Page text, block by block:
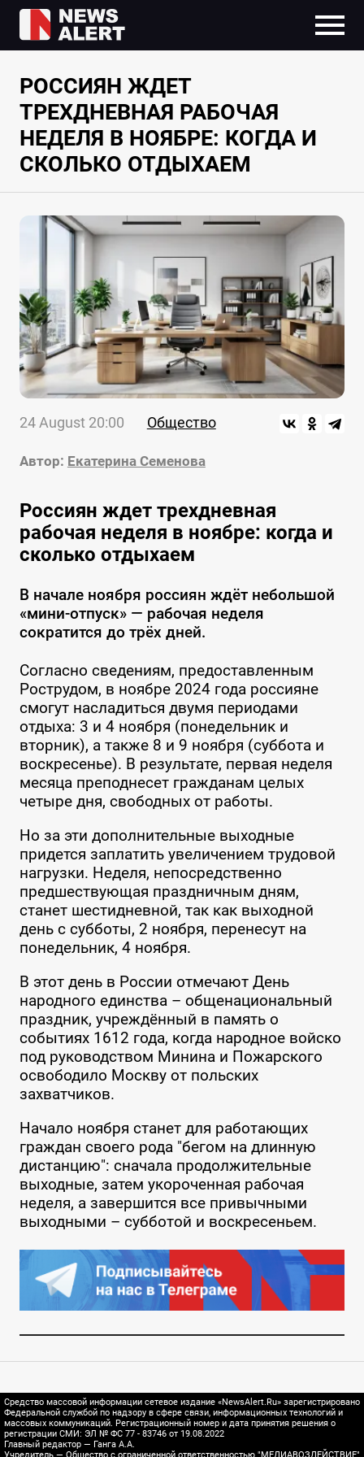
РОССИЯН ЖДЕТ
ТРЕХДНЕВНАЯ РАБОЧАЯ
НЕДЕЛЯ В НОЯБРЕ: КОГДА И
СКОЛЬКО ОТДЫХАЕМ
24 August 20:00 Общество
Автор: Екатерина Семенова
Россиян ждет трехдневная
рабочая неделя в ноябре: когда и
сколько отдыхаем
В начале ноября россиян ждёт небольшой
«мини-отпуск» — рабочая неделя
сократится до трёх дней.
Согласно сведениям, предоставленным
Рострудом, в ноябре 2024 года россияне
смогут насладиться двумя периодами
отдыха: 3 и 4 ноября (понедельник и
вторник), а также 8 и 9 ноября (суббота и
воскресенье). В результате, первая неделя
месяца преподнесет гражданам целых
четыре дня, свободных от работы.
Но за эти дополнительные выходные
придется заплатить увеличением трудовой
нагрузки. Неделя, непосредственно
предшествующая праздничным дням,
станет шестидневной, так как выходной
день с субботы, 2 ноября, перенесут на
понедельник, 4 ноября.
В этот день в России отмечают День
народного единства – общенациональный
праздник, учреждённый в память о
событиях 1612 года, когда народное войско
под руководством Минина и Пожарского
освободило Москву от польских
захватчиков.
Начало ноября станет для работающих
граждан своего рода "бегом на длинную
дистанцию": сначала продолжительные
выходные, затем укороченная рабочая
неделя, а завершится все привычными
выходными – субботой и воскресеньем.
Средство массовой информации сетевое издание «NewsAlert.Ru» зарегистрировано
Федеральной службой по надзору в сфере связи, информационных технологий и
массовых коммуникаций. Регистрационный номер и дата принятия решения о
регистрации СМИ: ЭЛ № ФС 77 - 83746 от 19.08.2022
Главный редактор — Ганга А.А.